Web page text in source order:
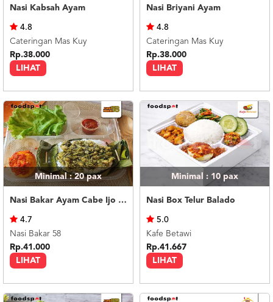
Nasi Kabsah Ayam
LIHAT
4.8
Cateringan Mas Kuy
Rp.38.000
Nasi Briyani Ayam
LIHAT
4.8
Cateringan Mas Kuy
Rp.38.000
Minimal : 20pax
Nasi Bakar Ayam Cabe Ijo + Telor Balado
LIHAT
4.7
Nasi Bakar 58
Rp.41.000
Minimal : 10pax
Nasi Box Telur Balado
LIHAT
5.0
Kafe Betawi
Rp.41.667